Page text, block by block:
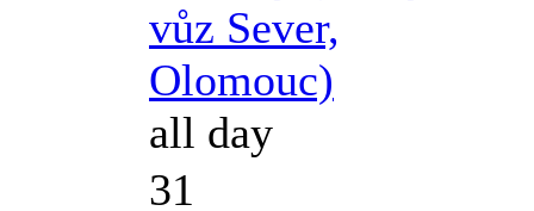
vůz Sever,
Olomouc)
all day
31